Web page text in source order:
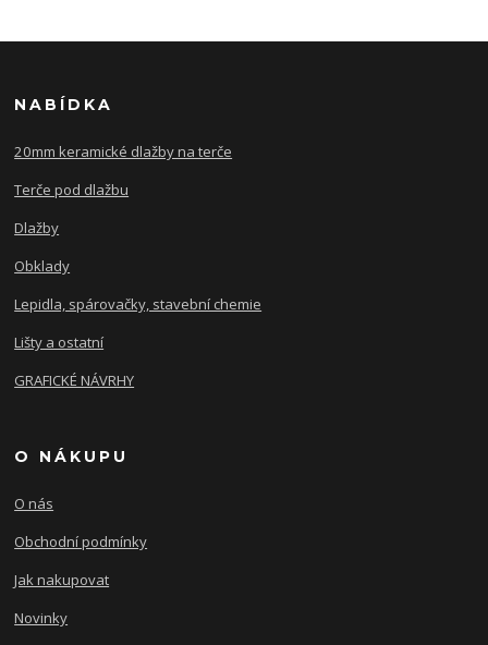
NABÍDKA
20mm keramické dlažby na terče
Terče pod dlažbu
Dlažby
Obklady
Lepidla, spárovačky, stavební chemie
Lišty a ostatní
GRAFICKÉ NÁVRHY
O NÁKUPU
O nás
Obchodní podmínky
Jak nakupovat
Novinky